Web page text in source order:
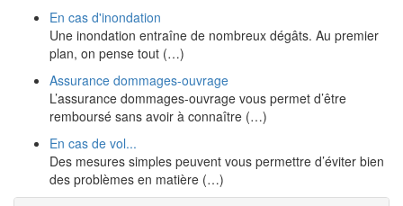
En cas d'inondation
Une inondation entraîne de nombreux dégâts. Au premier
plan, on pense tout (…)
Assurance dommages-ouvrage
L’assurance dommages-ouvrage vous permet d’être
remboursé sans avoir à connaître (…)
En cas de vol...
Des mesures simples peuvent vous permettre d’éviter bien
des problèmes en matière (…)